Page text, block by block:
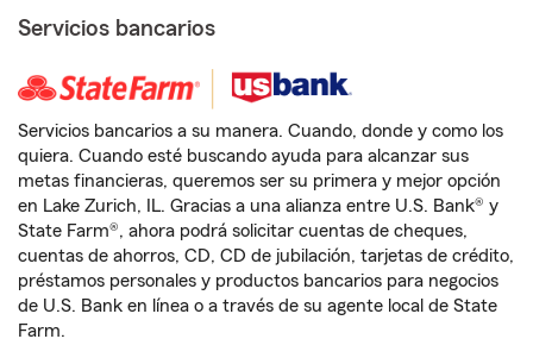
Servicios bancarios
Servicios bancarios a su manera. Cuando, donde y como los
quiera. Cuando esté buscando ayuda para alcanzar sus
metas financieras, queremos ser su primera y mejor opción
en Lake Zurich, IL. Gracias a una alianza entre U.S. Bank® y
State Farm®, ahora podrá solicitar cuentas de cheques,
cuentas de ahorros, CD, CD de jubilación, tarjetas de crédito,
préstamos personales y productos bancarios para negocios
de U.S. Bank en línea o a través de su agente local de State
Farm.